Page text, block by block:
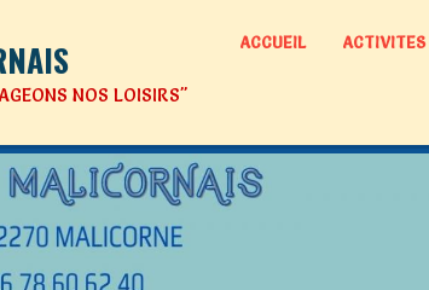
NOS LOISIRS"
ACCUEIL ACTIVITES